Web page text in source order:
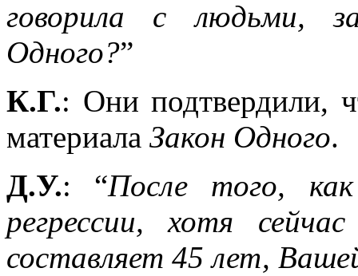
говорила с людьми,
Одного?”
К.Г.: Они подтвердили,
материала Закон Одного.
Д.У.: “После того, как
регрессии, хотя
составляет 45 лет,